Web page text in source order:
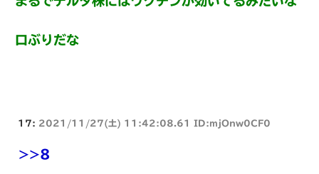
口ぶりだな
17: 2021/11/27(土) 11:42:08.61 ID:mjOnw0CF0
>>8